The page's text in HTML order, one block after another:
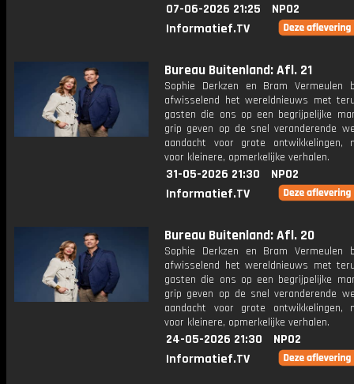
07-06-2026 21:25
NPO2
Informatief.TV
Bureau Buitenland: Afl. 21
Sophie Derkzen en Bram Vermeulen
afwisselend het wereldnieuws met
gasten die ons op een begrijpelijke
grip geven op de snel veranderende
aandacht voor grote ontwikkelingen,
voor kleinere, opmerkelijke verhalen.
31-05-2026 21:30
NPO2
Informatief.TV
Bureau Buitenland: Afl. 20
Sophie Derkzen en Bram Vermeulen
afwisselend het wereldnieuws met
gasten die ons op een begrijpelijke
grip geven op de snel veranderende
aandacht voor grote ontwikkelingen,
voor kleinere, opmerkelijke verhalen.
24-05-2026 21:30
NPO2
Informatief.TV